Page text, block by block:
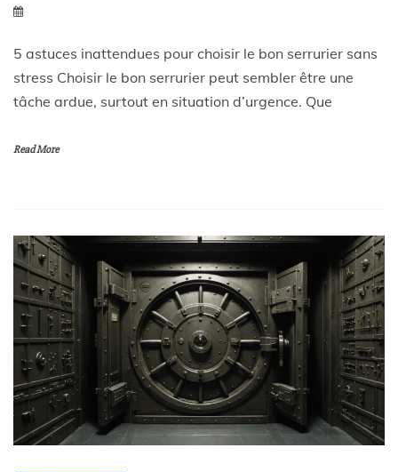
5 astuces inattendues pour choisir le bon serrurier sans
stress Choisir le bon serrurier peut sembler être une
tâche ardue, surtout en situation d’urgence. Que
Read More